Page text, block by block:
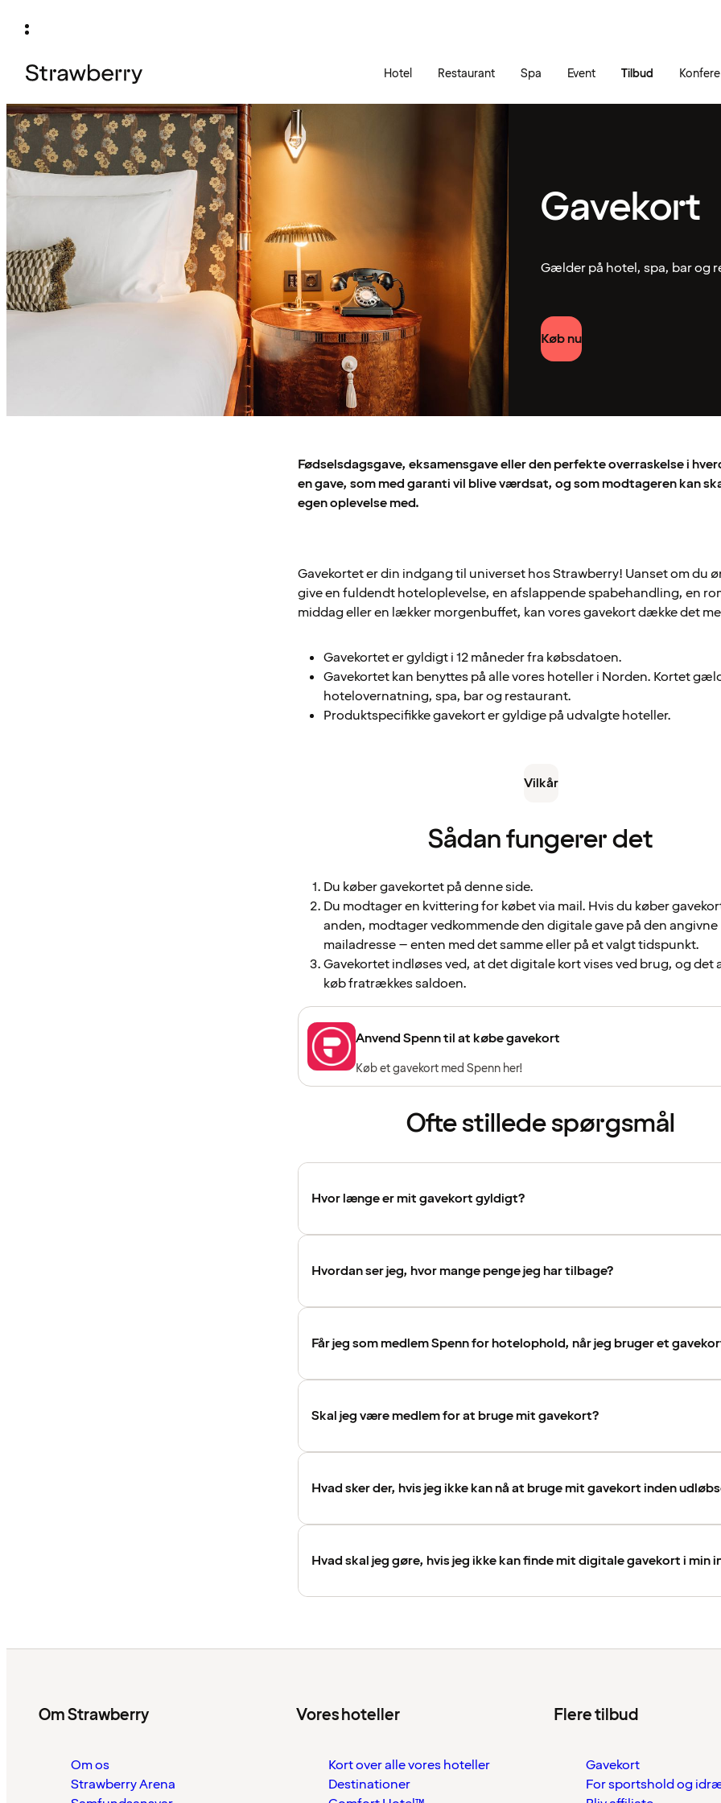
Hotel Restaurant Spa Event Tilbud
Gavekort
Gælder på hotel, spa, bar og
Køb nu
Fødselsdagsgave, eksamensgave eller den perfekte overraskelse i
en gave, som med garanti vil blive værdsat, og som modtageren kan
egen oplevelse med.
Gavekortet er din indgang til universet hos Strawberry! Uanset om du
give en fuldendt hoteloplevelse, en afslappende spabehandling, en
middag eller en lækker morgenbuffet, kan vores gavekort dække det
Gavekortet er gyldigt i 12 måneder fra købsdatoen.
Gavekortet kan benyttes på alle vores hoteller i Norden. Kortet
hotelovernatning, spa, bar og restaurant.
Produktspecifikke gavekort er gyldige på udvalgte hoteller.
Vilkår
Sådan fungerer det
Du køber gavekortet på denne side.
Du modtager en kvittering for købet via mail. Hvis du køber
anden, modtager vedkommende den digitale gave på den angivne
mailadresse – enten med det samme eller på et valgt tidspunkt.
Gavekortet indløses ved, at det digitale kort vises ved brug, og det
køb fratrækkes saldoen.
Anvend Spenn til at købe gavekort
Køb et gavekort med Spenn her!
Ofte stillede spørgsmål
Hvor længe er mit gavekort gyldigt?
Hvordan ser jeg, hvor mange penge jeg har tilbage?
Får jeg som medlem Spenn for hotelophold, når jeg bruger et
Skal jeg være medlem for at bruge mit gavekort?
Hvad sker der, hvis jeg ikke kan nå at bruge mit gavekort inden
Hvad skal jeg gøre, hvis jeg ikke kan finde mit digitale gavekort i min
Om Strawberry
Om os
Strawberry Arena
Vores hoteller
Kort over alle vores hoteller
Destinationer
Flere tilbud
Gavekort
For sportshold og